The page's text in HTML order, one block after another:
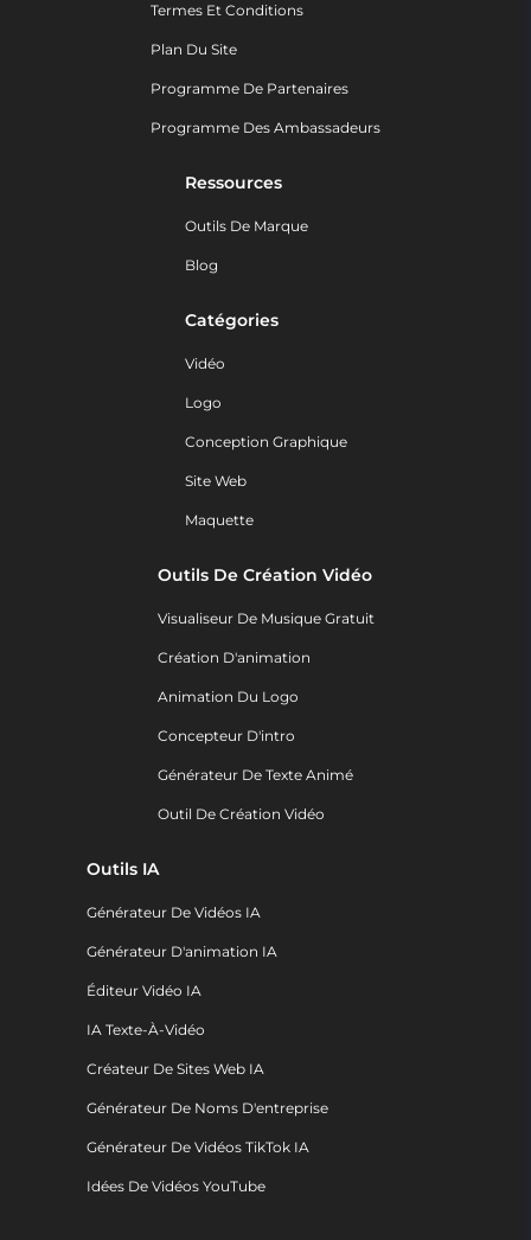
Termes Et Conditions
Plan Du Site
Programme De Partenaires
Programme Des Ambassadeurs
Ressources
Outils De Marque
Blog
Catégories
Vidéo
Logo
Conception Graphique
Site Web
Maquette
Outils De Création Vidéo
Visualiseur De Musique Gratuit
Création D'animation
Animation Du Logo
Concepteur D'intro
Générateur De Texte Animé
Outil De Création Vidéo
Outils IA
Générateur De Vidéos IA
Générateur D'animation IA
Éditeur Vidéo IA
IA Texte-À-Vidéo
Créateur De Sites Web IA
Générateur De Noms D'entreprise
Générateur De Vidéos TikTok IA
Idées De Vidéos YouTube